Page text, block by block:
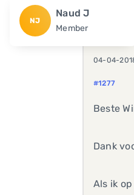
NJ
Naud J
Member
04-04-
#1277
Beste
Dank
Als ik